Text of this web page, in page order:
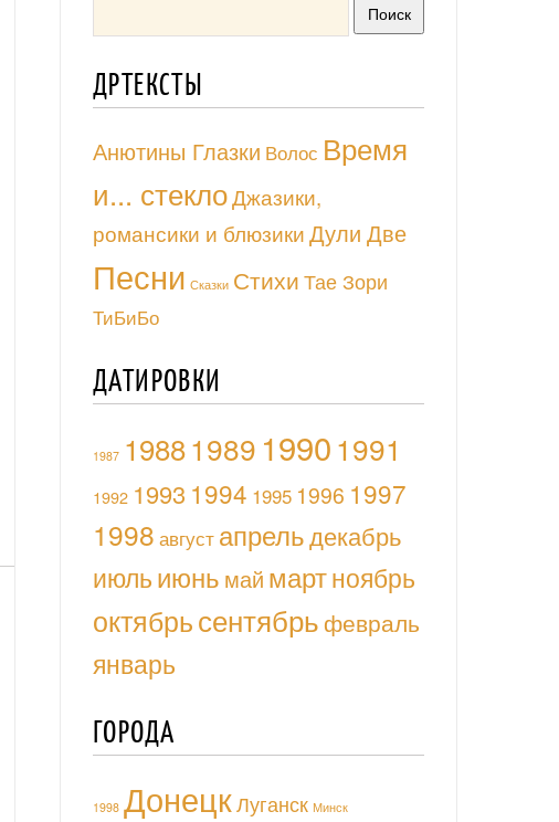
ДРТЕКСТЫ
Анютины Глазки Волос Время
и... стеклоДжазики,
романсики и блюзикиДули Две
Песни Сказки СтихиТае Зори
ТиБиБо
ДАТИРОВКИ
1987 19881989 19901991
1992 1993 1994 1995 1996 1997
1998 август апрельдекабрь
июльиюнь май мартноябрь
октябрьсентябрьфевраль
январь
ГОРОДА
1998 ДонецкЛуганск Минск